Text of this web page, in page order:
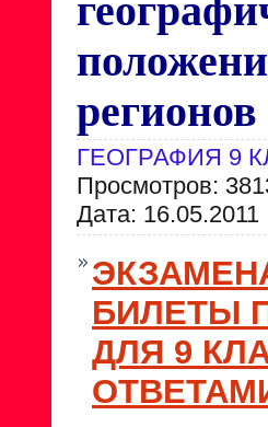
ГЕОГРАФИЯ 9
Просмотров:
Дата: 16.05.2011
БИЛЕТЫ
ДЛЯ 9